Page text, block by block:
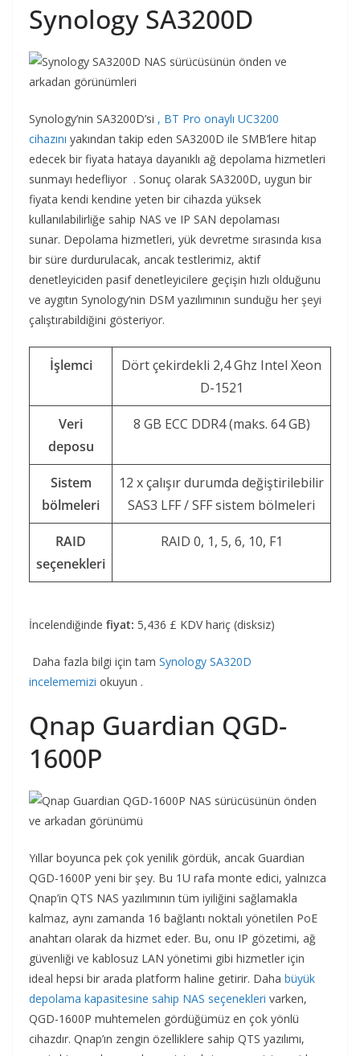
Synology SA3200D
Synology’nin SA3200D’si , BT Pro onaylı UC3200
cihazını yakından takip eden SA3200D ile SMB’lere hitap
edecek bir fiyata hataya dayanıklı ağ depolama hizmetleri
sunmayı hedefliyor . Sonuç olarak SA3200D, uygun bir
fiyata kendi kendine yeten bir cihazda yüksek
kullanılabilirliğe sahip NAS ve IP SAN depolaması
sunar. Depolama hizmetleri, yük devretme sırasında kısa
bir süre durdurulacak, ancak testlerimiz, aktif
denetleyiciden pasif denetleyicilere geçişin hızlı olduğunu
ve aygıtın Synology’nin DSM yazılımının sunduğu her şeyi
çalıştırabildiğini gösteriyor.
İşlemci
Dört çekirdekli 2,4 Ghz Intel Xeon
D-1521
Veri
deposu
8 GB ECC DDR4 (maks. 64 GB)
Sistem
bölmeleri
12 x çalışır durumda değiştirilebilir
SAS3 LFF / SFF sistem bölmeleri
RAID
seçenekleri
RAID 0, 1, 5, 6, 10, F1
İncelendiğinde fiyat: 5,436 £ KDV hariç (disksiz)
Daha fazla bilgi için tam Synology SA320D
incelememizi okuyun .
Qnap Guardian QGD-
1600P
Yıllar boyunca pek çok yenilik gördük, ancak Guardian
QGD-1600P yeni bir şey. Bu 1U rafa monte edici, yalnızca
Qnap’in QTS NAS yazılımının tüm iyiliğini sağlamakla
kalmaz, aynı zamanda 16 bağlantı noktalı yönetilen PoE
anahtarı olarak da hizmet eder. Bu, onu IP gözetimi, ağ
güvenliği ve kablosuz LAN yönetimi gibi hizmetler için
ideal hepsi bir arada platform haline getirir. Daha büyük
depolama kapasitesine sahip NAS seçenekleri varken,
QGD-1600P muhtemelen gördüğümüz en çok yönlü
cihazdır. Qnap’ın zengin özelliklere sahip QTS yazılımı,